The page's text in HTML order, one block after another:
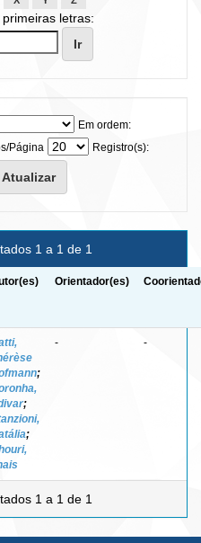
letras:
Em ordem:
Página
Registro(s):
1 a 1 de 1
Orientador(es)
;
;
;
- -
1 a 1 de 1